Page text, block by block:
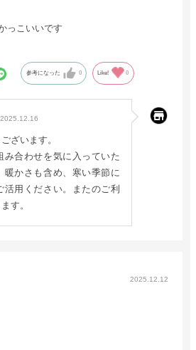
っこいいです
参考になった 0 Like! 0
2025.12.16
ざいます。
み合わせを気に入っていた
暖かさも含め、寒い季節に
活用ください。またのご利
す。
2025.12.12